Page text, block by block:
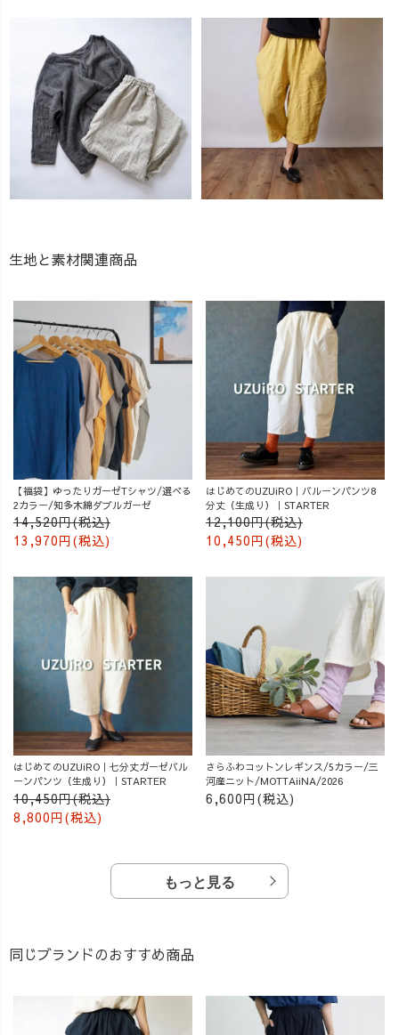
生地と素材関連商品
【福袋】ゆったりガーゼTシャツ/選べる
2カラー/知多木綿ダブルガーゼ
14,520円(税込)
13,970円(税込)
はじめてのUZUiRO｜バルーンパンツ8
分丈（生成り）｜STARTER
12,100円(税込)
10,450円(税込)
はじめてのUZUiRO｜七分丈ガーゼバル
ーンパンツ（生成り）｜STARTER
10,450円(税込)
8,800円(税込)
さらふわコットンレギンス/5カラー/三
河産ニット/MOTTAiiNA/2026
6,600円(税込)
もっと見る
同じブランドのおすすめ商品